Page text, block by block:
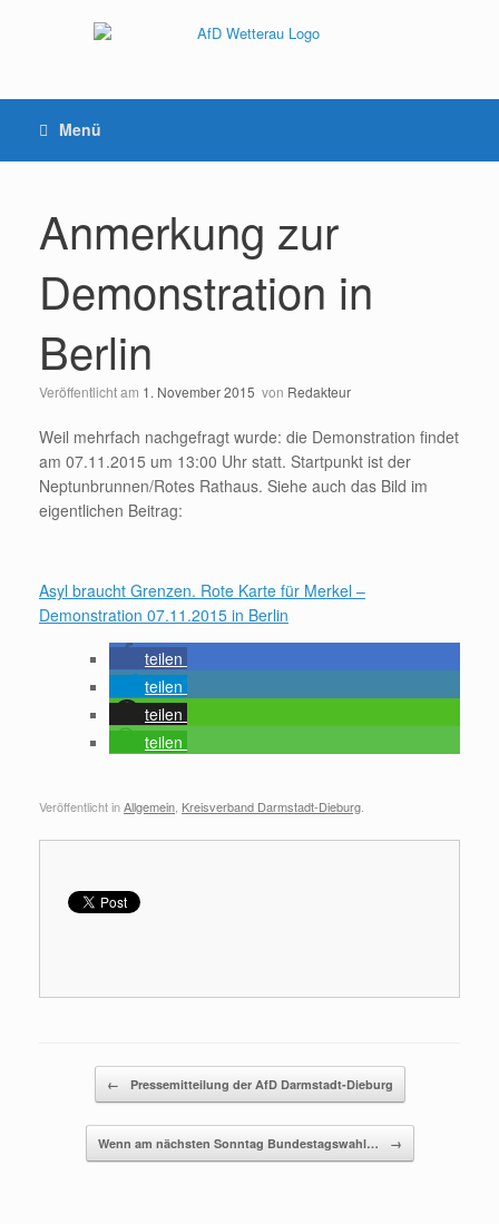
Menü
Anmerkung zur
Demonstration in
Berlin
Veröffentlicht am 1. November 2015 von Redakteur
Weil mehrfach nachgefragt wurde: die Demonstration findet
am 07.11.2015 um 13:00 Uhr statt. Startpunkt ist der
Neptunbrunnen/Rotes Rathaus. Siehe auch das Bild im
eigentlichen Beitrag:
Asyl braucht Grenzen. Rote Karte für Merkel –
Demonstration 07.11.2015 in Berlin
teilen
teilen
teilen
teilen
Veröffentlicht inAllgemein Kreisverband Darmstadt-Dieburg
Beitragsnavigation
← Pressemitteilung der AfD Darmstadt-Dieburg
Wenn am nächsten Sonntag Bundestagswahl… →